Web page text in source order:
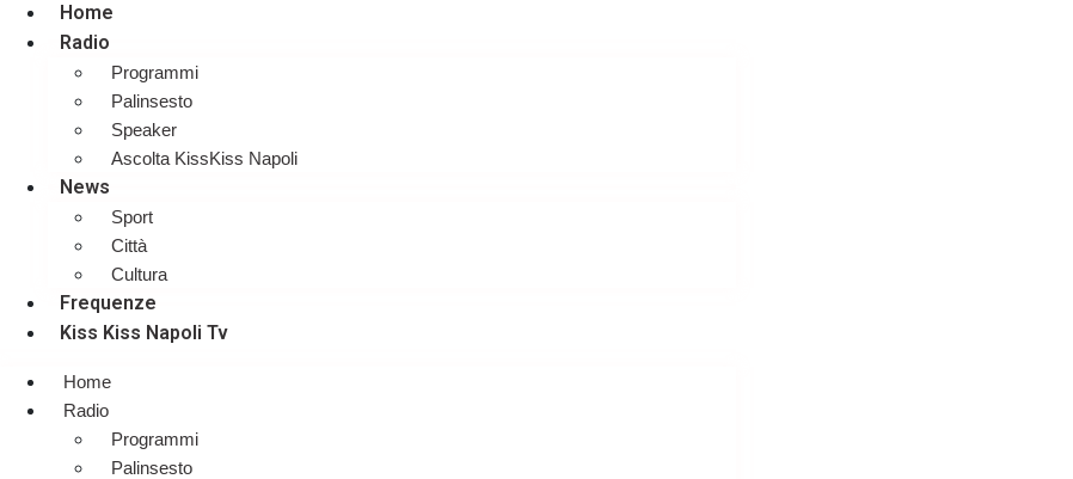
Home
Radio
Programmi
Palinsesto
Speaker
Ascolta KissKiss Napoli
News
Sport
Città
Cultura
Frequenze
Kiss Kiss Napoli Tv
Home
Radio
Programmi
Palinsesto